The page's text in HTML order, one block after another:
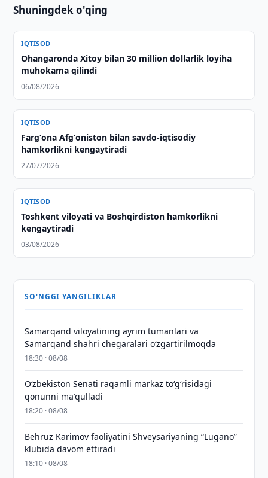
Shuningdek o'qing
IQTISOD
Ohangaronda Xitoy bilan 30 million dollarlik loyiha
muhokama qilindi
06/08/2026
IQTISOD
Fargʻona Afgʻoniston bilan savdo-iqtisodiy
hamkorlikni kengaytiradi
27/07/2026
IQTISOD
Toshkent viloyati va Boshqirdiston hamkorlikni
kengaytiradi
03/08/2026
SO'NGGI YANGILIKLAR
Samarqand viloyatining ayrim tumanlari va
Samarqand shahri chegaralari oʻzgartirilmoqda
18:30 · 08/08
Oʻzbekiston Senati raqamli markaz toʻgʻrisidagi
qonunni maʼqulladi
18:20 · 08/08
Behruz Karimov faoliyatini Shveysariyaning “Lugano”
klubida davom ettiradi
18:10 · 08/08